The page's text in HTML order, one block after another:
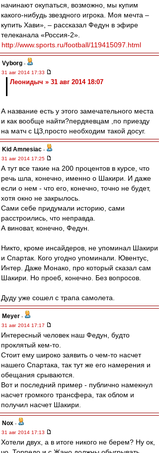
начинают окупаться, возможно, мы купим
какого-нибудь звездного игрока. Моя мечта –
купить Хави», – рассказал Федун в эфире
телеканала «Россия-2».
http://www.sports.ru/football/119415097.html
Vyborg -
31 авг 2014 17:33
Леонидыч » 31 авг 2014 18:07
А название есть у этого замечательного места
и как вообще найти?пердяевцам ,по приезду
на матч с ЦЗ,просто необходим такой досуг.
Kid Amnesiac -
31 авг 2014 17:25
А тут все такие на 200 процентов в курсе, что
речь шла, конечно, именно о Шакири. И даже
если о нем - что его, конечно, точно не будет,
хотя окно не закрылось.
Сами себе придумали историю, сами
расстроились, что неправда.
А виноват, конечно, Федун.
Никто, кроме инсайдеров, не упоминал Шакири
и Спартак. Кого угодно упоминали. Ювентус,
Интер. Даже Монако, про который сказал сам
Шакири. Но проеб, конечно. Без вопросов.
Дуду уже сошел с трапа самолета.
Meyer -
31 авг 2014 17:17
Интересный человек наш Федун, будто
проклятый кем-то.
Стоит ему широко заявить о чем-то насчет
нашего Спартака, так тут же его намерения и
обещания срываются.
Вот и последний пример - публично намекнул
насчет громкого трансфера, так облом и
получил насчет Шакири.
Nox -
31 авг 2014 17:13
Хотели двух, а в итоге никого не берем? Ну ок,